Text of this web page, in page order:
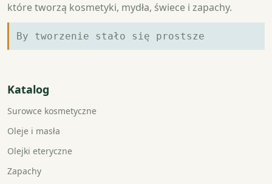
które tworzą kosmetyki, mydła, świece i zapachy.
By tworzenie stało się prostsze
Katalog
Surowce kosmetyczne
Oleje i masła
Olejki eteryczne
Zapachy